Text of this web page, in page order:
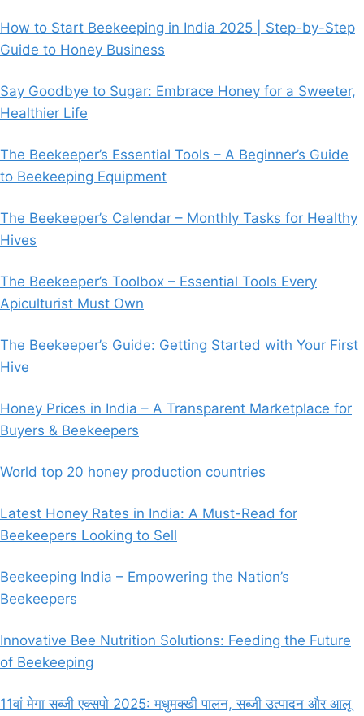
How to Start Beekeeping in India 2025 | Step-by-Step
Guide to Honey Business
Say Goodbye to Sugar: Embrace Honey for a Sweeter,
Healthier Life
The Beekeeper’s Essential Tools – A Beginner’s Guide
to Beekeeping Equipment
The Beekeeper’s Calendar – Monthly Tasks for Healthy
Hives
The Beekeeper’s Toolbox – Essential Tools Every
Apiculturist Must Own
The Beekeeper’s Guide: Getting Started with Your First
Hive
Honey Prices in India – A Transparent Marketplace for
Buyers & Beekeepers
World top 20 honey production countries
Latest Honey Rates in India: A Must-Read for
Beekeepers Looking to Sell
Beekeeping India – Empowering the Nation’s
Beekeepers
Innovative Bee Nutrition Solutions: Feeding the Future
of Beekeeping
11वां मेगा सब्जी एक्सपो 2025: मधुमक्खी पालन, सब्जी उत्पादन और आलू